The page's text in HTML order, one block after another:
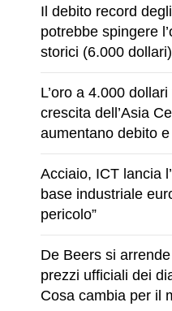
Il debito record
potrebbe spingere
storici (6.000 dollari)
L’oro a 4.000
crescita dell’Asia
aumentano debito
Acciaio, ICT lancia
base industriale
pericolo”
De Beers si
prezzi ufficiali dei
Cosa cambia per il